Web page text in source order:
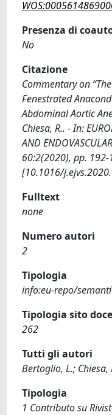
Presenza di
No
Citazione
Commentary on
Fenestrated
Abdominal Aortic
Chiesa, R.. - In:
AND
60:2(2020), pp. 192-
[10.1016/
Fulltext
none
Numero autori
2
Tipologia
info:eu-repo/
Tipologia sito
262
Tutti gli autori
Bertoglio, L.; Chiesa,
Tipologia
1 Contributo su